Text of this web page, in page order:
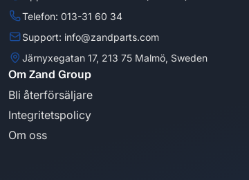
Telefon: 013-31 60 34
Support: info@zandparts.com
Järnyxegatan 17, 213 75 Malmö, Sweden
Om Zand Group
Bli återförsäljare
Integritetspolicy
Om oss